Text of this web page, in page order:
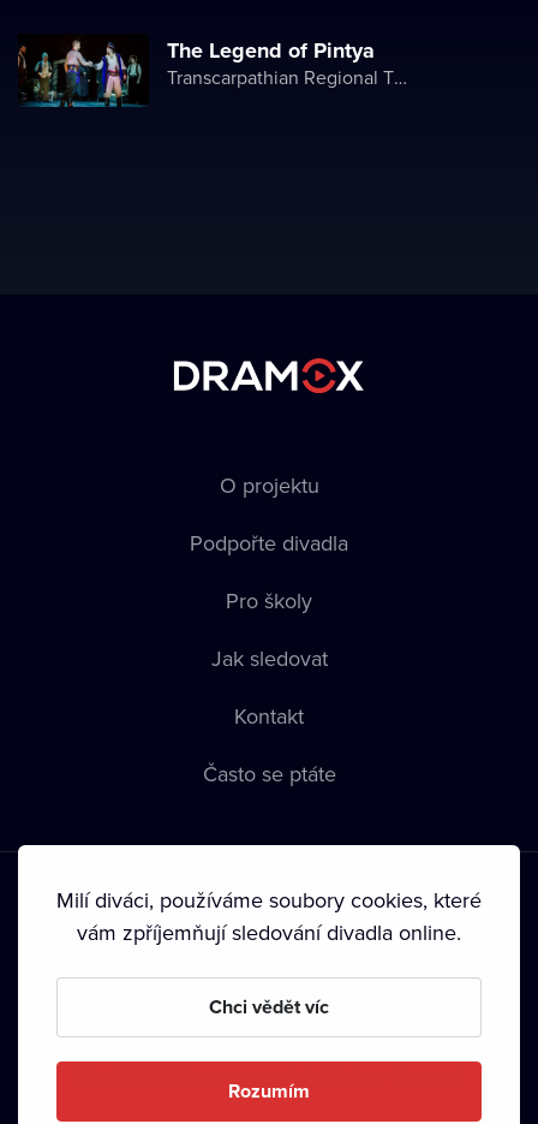
The Legend of Pintya
Transcarpathian Regional Theater of Drama and Comedy
O projektu
Podpořte divadla
Pro školy
Jak sledovat
Kontakt
Často se ptáte
Podmínky používání • Ochrana soukromí • Zásady používání
• Autorská práva•
Milí diváci, používáme soubory cookies, které
vám zpříjemňují sledování divadla online.
Chci vědět víc
Rozumím